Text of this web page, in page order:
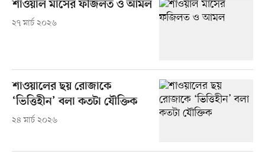
শাওয়াল মাসের ফজিলত ও আমল
২৭ মার্চ ২০২৬
শাওয়ালের ছয় রোজাকে
‘ভিত্তিহীন’ বলা কতটা যৌক্তিক
২৪ মার্চ ২০২৬